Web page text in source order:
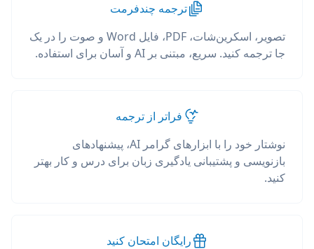
ترجمه چندفرمت
تصویر، اسکرین‌شات، PDF، فایل Word و صوت را در یک
جا ترجمه کنید. سریع، مبتنی بر AI و آسان برای استفاده.
فراتر از ترجمه
نوشتار خود را با ابزارهای گرامر AI، پیشنهادهای
بازنویسی و پشتیبانی یادگیری زبان برای درس و کار بهتر
کنید.
رایگان امتحان کنید